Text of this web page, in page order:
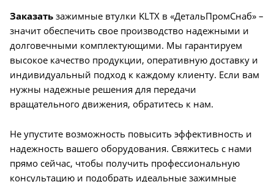
Заказать зажимные втулки KLTX в «ДетальПромСнаб» –
значит обеспечить свое производство надежными и
долговечными комплектующими. Мы гарантируем
высокое качество продукции, оперативную доставку и
индивидуальный подход к каждому клиенту. Если вам
нужны надежные решения для передачи
вращательного движения, обратитесь к нам.
Не упустите возможность повысить эффективность и
надежность вашего оборудования. Свяжитесь с нами
прямо сейчас, чтобы получить профессиональную
консультацию и подобрать идеальные зажимные